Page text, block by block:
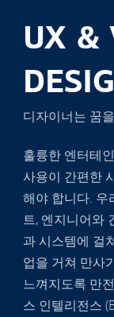
UX &
디자이너는 꿈
훌륭한 엔터테
사용이 간편한
해야 합니다. 우
트, 엔지니어와
과 시스템에 걸
업을 거쳐 만사
느껴지도록 만
스 인텔리전스